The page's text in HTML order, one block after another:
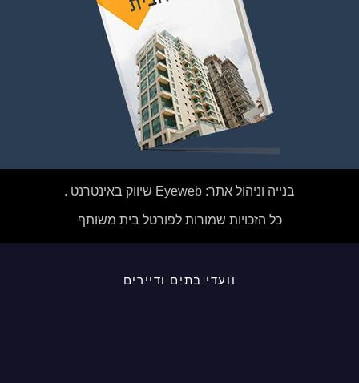
בנייה וניהול אתר: Eyeweb שיווק באינטרנט .
כל הזכויות שמורות לפורטל בית משותף
וועדי בתים ודיירים